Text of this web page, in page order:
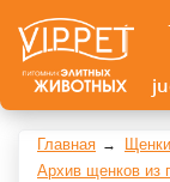
Главная
Архив щенков из